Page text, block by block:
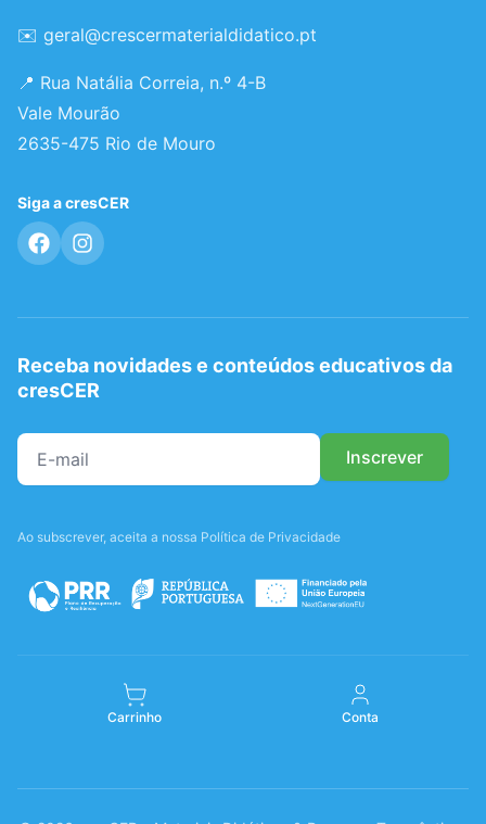
✉️ geral@crescermaterialdidatico.pt
📍 Rua Natália Correia, n.º 4-B
Vale Mourão
2635-475 Rio de Mouro
Siga a cresCER
Receba novidades e conteúdos educativos da
cresCER
Ao subscrever, aceita a nossa Política de Privacidade
Carrinho Conta